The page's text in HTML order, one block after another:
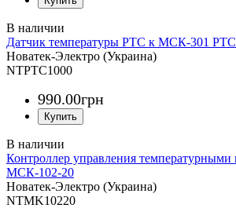
Датчик температуры PTC к МСК-301
Новатек-Электро (Украина)
NTPTC1000
990.00грн
Контроллер управления температурными
МСК-102-20
Новатек-Электро (Украина)
NTMK10220